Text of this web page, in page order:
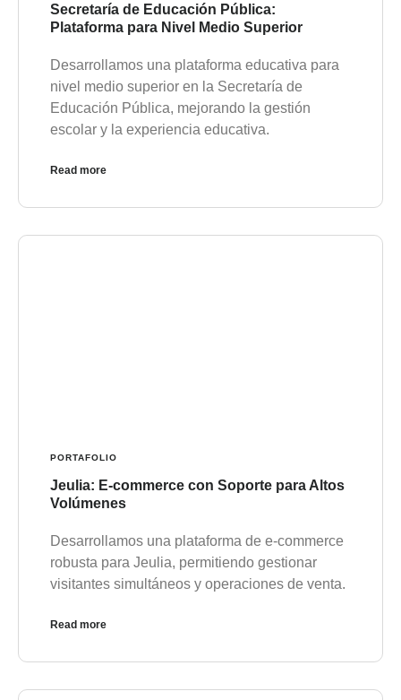
Secretaría de Educación Pública:
Plataforma para Nivel Medio Superior
Desarrollamos una plataforma educativa para
nivel medio superior en la Secretaría de
Educación Pública, mejorando la gestión
escolar y la experiencia educativa.
Read more
PORTAFOLIO
Jeulia: E-commerce con Soporte para Altos
Volúmenes
Desarrollamos una plataforma de e-commerce
robusta para Jeulia, permitiendo gestionar
visitantes simultáneos y operaciones de venta.
Read more